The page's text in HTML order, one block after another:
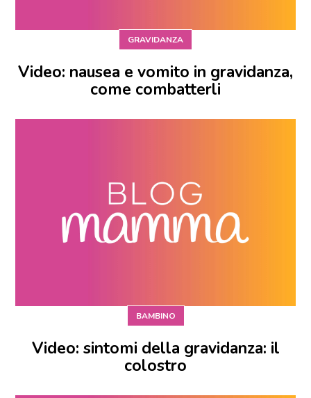
GRAVIDANZA
Video: nausea e vomito in gravidanza,
come combatterli
BAMBINO
Video: sintomi della gravidanza: il
colostro